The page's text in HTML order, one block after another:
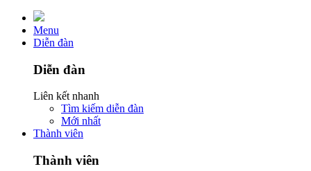
Menu
Diễn đàn
Diễn đàn
Liên kết nhanh
Tìm kiếm diễn đàn
Mới nhất
Thành viên
Thành viên